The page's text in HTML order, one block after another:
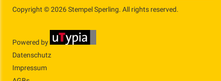
Copyright © 2026 Stempel Sperling. All rights reserved.
Powered by
Datenschutz
Impressum